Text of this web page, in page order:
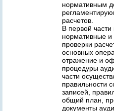
нормативным
расчетов.
В первой части
нормативные и
проверки
основных
отражение и
процедуры
части
правильности
записей,
общий план,
документы